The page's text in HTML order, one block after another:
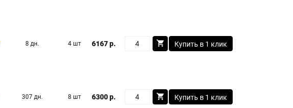
8 дн. 4 шт 6167 р. Купить в 1 клик
307 дн. 8 шт 6300 р. Купить в 1 клик